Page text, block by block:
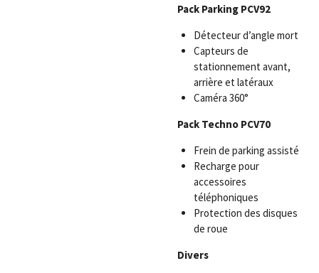
Pack Parking PCV92
Détecteur d’angle mort
Capteurs de
stationnement avant,
arrière et latéraux
Caméra 360°
Pack Techno PCV70
Frein de parking assisté
Recharge pour
accessoires
téléphoniques
Protection des disques
de roue
Divers